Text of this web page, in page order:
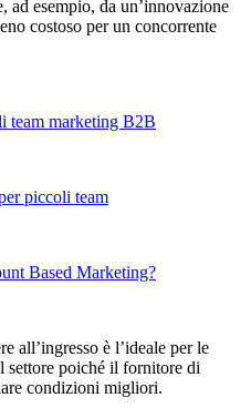
ad esempio, da un’innovazione
costoso per un concorrente
team marketing B2B
piccoli team
Based Marketing?
all’ingresso è l’ideale per le
settore poiché il fornitore di
condizioni migliori.